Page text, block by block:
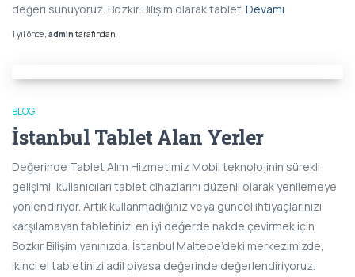
değeri sunuyoruz. Bozkır Bilişim olarak tablet Devamı
1 yıl önce admin tarafından
BLOG
İstanbul Tablet Alan Yerler
Değerinde Tablet Alım Hizmetimiz Mobil teknolojinin sürekli
gelişimi, kullanıcıları tablet cihazlarını düzenli olarak yenilemeye
yönlendiriyor. Artık kullanmadığınız veya güncel ihtiyaçlarınızı
karşılamayan tabletinizi en iyi değerde nakde çevirmek için
Bozkır Bilişim yanınızda. İstanbul Maltepe’deki merkezimizde,
ikinci el tabletinizi adil piyasa değerinde değerlendiriyoruz.